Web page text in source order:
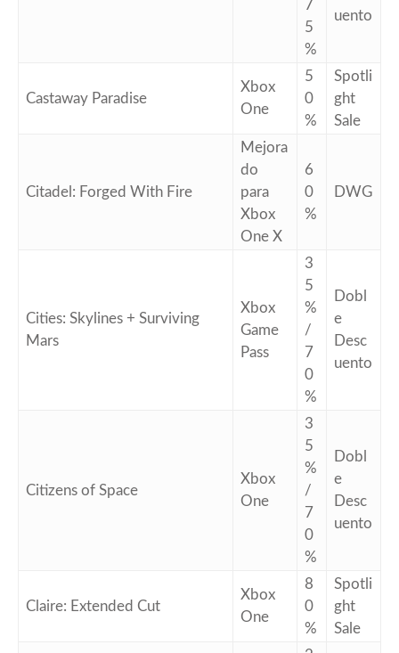
7
5
%
uento
Castaway Paradise
Xbox
One
5
0
%
Spotli
ght
Sale
Citadel: Forged With Fire
Mejora
do
para
Xbox
One X
6
0
%
DWG
Cities: Skylines + Surviving
Mars
Xbox
Game
Pass
3
5
%
/
7
0
%
Dobl
e
Desc
uento
Citizens of Space
Xbox
One
3
5
%
/
7
0
%
Dobl
e
Desc
uento
Claire: Extended Cut
Xbox
One
8
0
%
Spotli
ght
Sale